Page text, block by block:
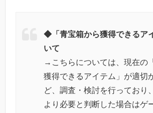
◆「青宝箱から獲得できるア
いて
→こちらについては、現在の
獲得できるアイテム」が適切
ど、調査・検討を行っており
より必要と判断した場合はゲ